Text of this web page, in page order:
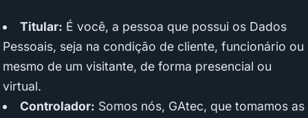
Titular: É você, a pessoa que possui os Dados
Pessoais, seja na condição de cliente, funcionário ou
mesmo de um visitante, de forma presencial ou
virtual.
Controlador: Somos nós, GAtec, que tomamos as